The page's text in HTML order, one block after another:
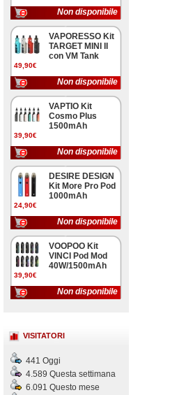
Non disponibile
49,90€
VAPORESSO Kit
TARGET MINI II
con VM Tank
Non disponibile
39,90€
VAPTIO Kit
Cosmo Plus
1500mAh
Non disponibile
24,90€
DESIRE DESIGN
Kit More Pro Pod
1000mAh
Non disponibile
39,90€
VOOPOO Kit
VINCI Pod Mod
40W/1500mAh
Non disponibile
VISITATORI
441 Oggi
4.589 Questa settimana
6.091 Questo mese